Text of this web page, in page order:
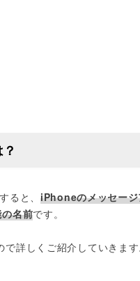
ると、 iPhoneのメッセー
名前です。
で詳しくご紹介していきま